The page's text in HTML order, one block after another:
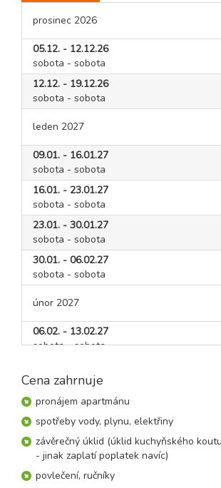
prosinec 2026
05.12. - 12.12.26
sobota - sobota
12.12. - 19.12.26
sobota - sobota
leden 2027
09.01. - 16.01.27
sobota - sobota
16.01. - 23.01.27
sobota - sobota
23.01. - 30.01.27
sobota - sobota
30.01. - 06.02.27
sobota - sobota
únor 2027
06.02. - 13.02.27
sobota - sobota
sobota - sobota
20.02. - 27.02.27
sobota - sobota
27.02. - 06.03.27
sobota - sobota
březen 2027
Cena zahrnuje
pronájem apartmánu
spotřeby vody, plynu, elektřiny
závěrečný úklid (úklid kuchyňského
- jinak zaplatí poplatek navíc)
povlečení, ručníky